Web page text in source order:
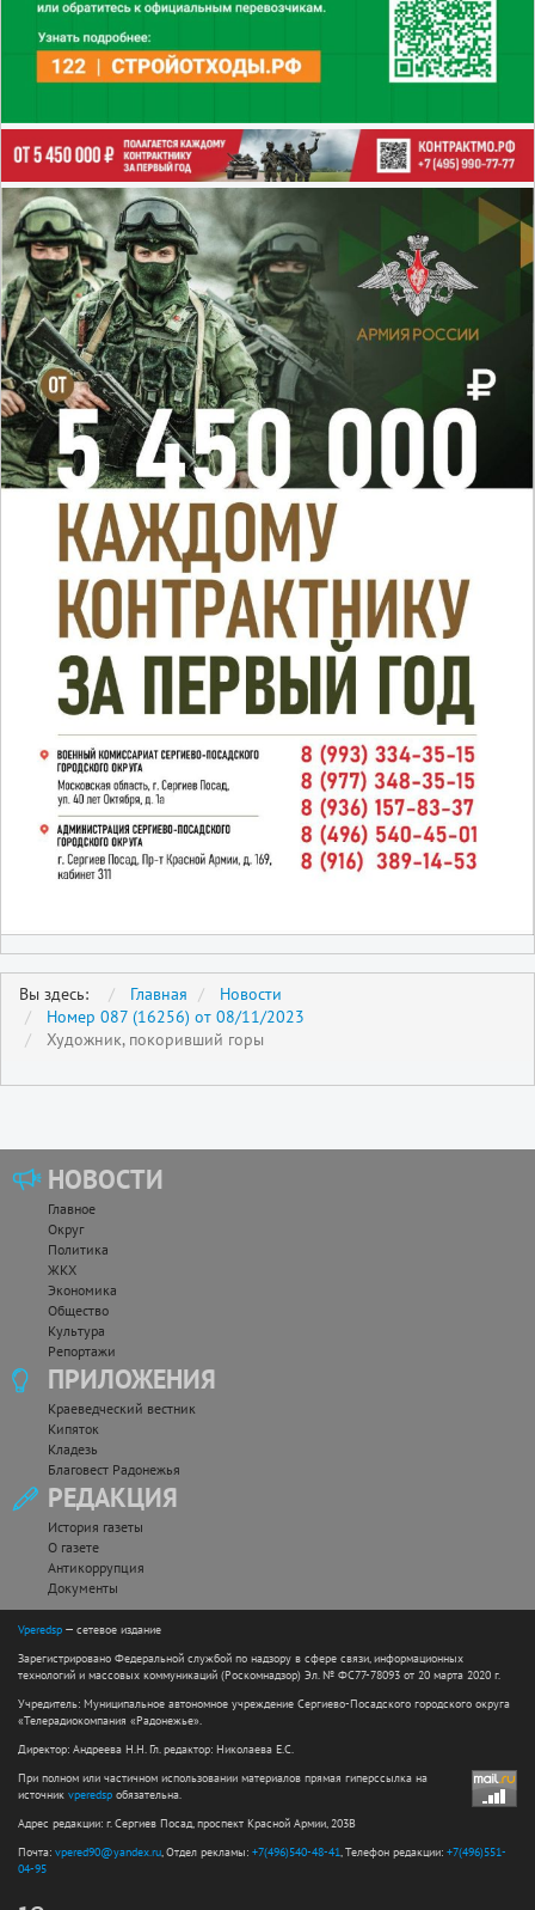
Вы здесь: Главная
Новости
Номер 087 (16256) от 08/11/2023
Художник, покоривший горы
НОВОСТИ
Главное
Округ
Политика
ЖКХ
Экономика
Общество
Культура
Репортажи
ПРИЛОЖЕНИЯ
Краеведческий вестник
Кипяток
Кладезь
Благовест Радонежья
РЕДАКЦИЯ
История газеты
О газете
Антикоррупция
Документы
Vperedsp — сетевое издание
Зарегистрировано Федеральной службой по надзору в сфере связи, информационных
технологий и массовых коммуникаций (Роскомнадзор) Эл. № ФС77-78093 от 20 марта 2020 г.
Учредитель: Муниципальное автономное учреждение Сергиево-Посадского городского округа
«Телерадиокомпания «Радонежье».
Директор: Андреева Н.Н. Гл. редактор: Николаева Е.С.
При полном или частичном использовании материалов прямая гиперссылка на
источник vperedsp обязательна.
Адрес редакции: г. Сергиев Посад, проспект Красной Армии, 203В
Почта: vpered90@yandex.ru, Отдел рекламы: +7(496)540-48-41, Телефон редакции: +7(496)551-
04-95